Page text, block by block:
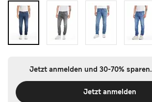
Jetzt anmelden und 30-70% sparen.
Jetzt anmelden